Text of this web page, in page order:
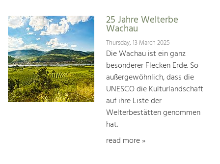
25 Jahre Welterbe
Wachau
Thursday, 13 March 2025
Die Wachau ist ein ganz
besonderer Flecken Erde. So
außergewöhnlich, dass die
UNESCO die Kulturlandschaft
auf ihre Liste der
Welterbestätten genommen
hat.
read more »